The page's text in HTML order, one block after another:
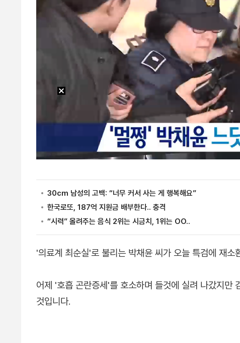
'의료계 최순실'로 불리는 박채윤 씨가 오늘 특검에 재소
어제 '호흡 곤란증세'를 호소하며 들것에 실려 나갔지만
것입니다.